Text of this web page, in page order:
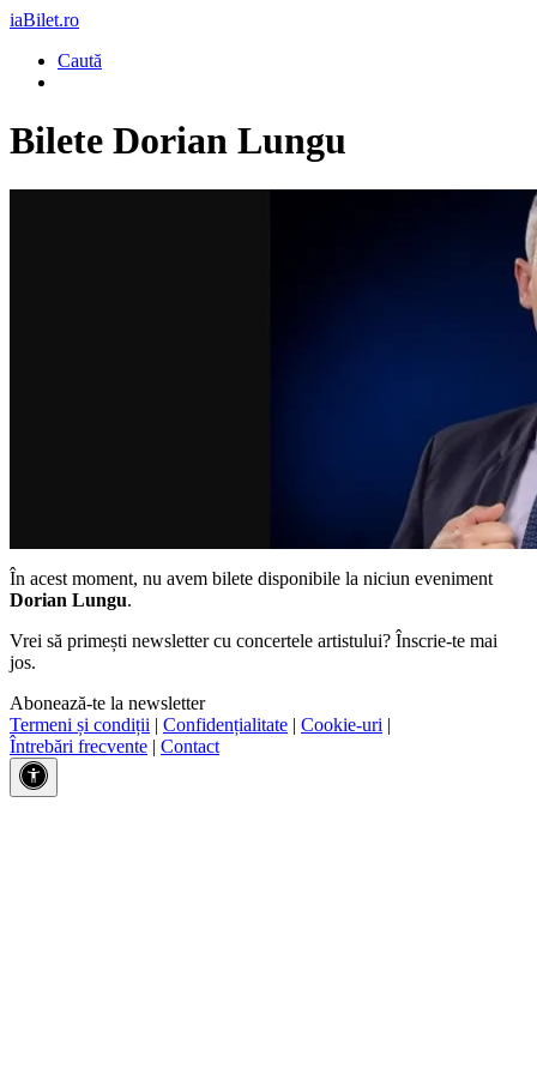
iaBilet.ro
Caută
Bilete Dorian Lungu
În acest moment, nu avem bilete disponibile la niciun eveniment
Dorian Lungu.
Vrei să primești newsletter cu concertele artistului? Înscrie-te mai
jos.
Abonează-te la newsletter
Termeni și condiții | Confidențialitate | Cookie-uri |
Întrebări frecvente | Contact